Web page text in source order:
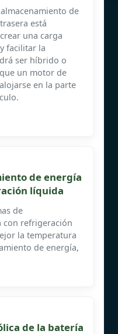
de
está
una carga
facilitar la
ser híbrido o
un motor de
en la parte
de energía
líquida
de
con refrigeración
la temperatura
de energía,
de la batería